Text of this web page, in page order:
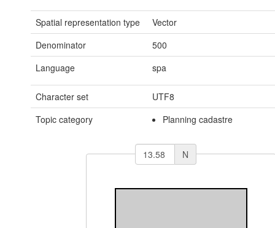
Spatial representation type
Vector
Denominator
500
Language
spa
Character set
UTF8
Topic category
Planning cadastre
N